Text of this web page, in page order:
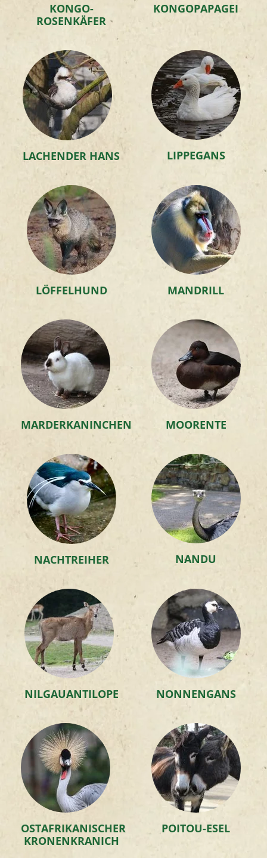
KONGO-
ROSENKÄFER
KONGOPAPAGEI
LACHENDER HANS LIPPEGANS
LÖFFELHUND MANDRILL
MARDERKANINCHEN MOORENTE
NACHTREIHER NANDU
NILGAUANTILOPE NONNENGANS
OSTAFRIKANISCHER
KRONENKRANICH
POITOU-ESEL